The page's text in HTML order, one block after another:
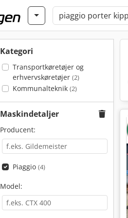
Kategori
Transportkøretøjer og
erhvervskøretøjer (2)
Kommunalteknik (2)
Maskindetaljer
Producent:
Piaggio (4)
Model: